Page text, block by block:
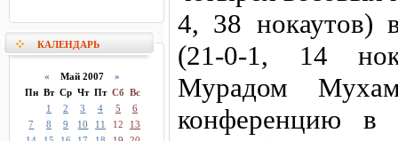
КАЛЕНДАРЬ
« Май 2007»
Пн Вт Ср Чт Пт Сб Вс
1
2 3 4 5
6
7
8 9 10 11 12
13
4, 38 нокаутов)
(21-0-1, 14
Мурадом
конференцию в